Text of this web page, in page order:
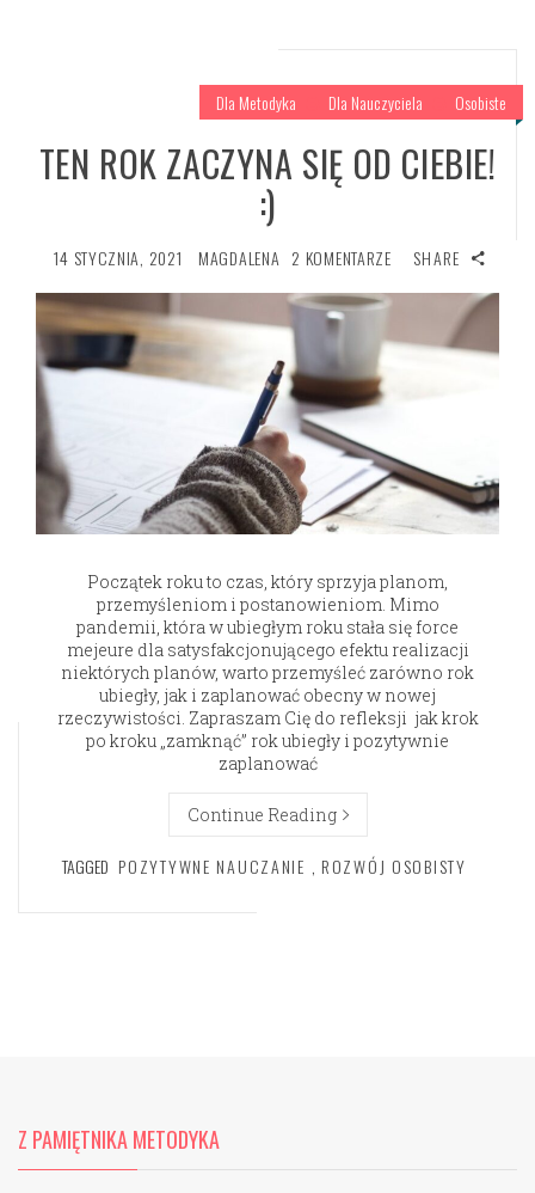
Dla Metodyka Dla Nauczyciela Osobiste
TEN ROK ZACZYNA SIĘ OD CIEBIE!
:)
14 STYCZNIA, 2021 MAGDALENA 2 KOMENTARZE SHARE
Początek roku to czas, który sprzyja planom,
przemyśleniom i postanowieniom. Mimo
pandemii, która w ubiegłym roku stała się force
mejeure dla satysfakcjonującego efektu realizacji
niektórych planów, warto przemyśleć zarówno rok
ubiegły, jak i zaplanować obecny w nowej
rzeczywistości. Zapraszam Cię do refleksji jak krok
po kroku „zamknąć” rok ubiegły i pozytywnie
zaplanować
Continue Reading
TAGGED POZYTYWNE NAUCZANIE , ROZWÓJ OSOBISTY
Z PAMIĘTNIKA METODYKA